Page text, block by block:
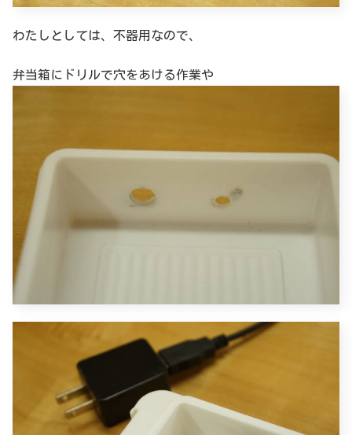
わたしとしては、不器用なので、
弁当箱にドリルで穴をあける作業や